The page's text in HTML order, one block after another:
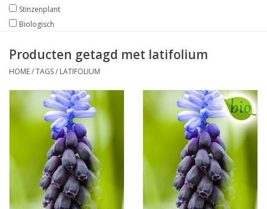
Nieuws
Stinzenplant
Biologisch
Producten getagd met latifolium
HOME/TAGS/ LATIFOLIUM